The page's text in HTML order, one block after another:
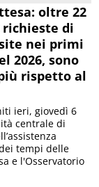
oltre 22
richieste di
nei primi
2026, sono
rispetto al
ieri, giovedì 6
centrale di
tempi delle
e l'Osservatorio